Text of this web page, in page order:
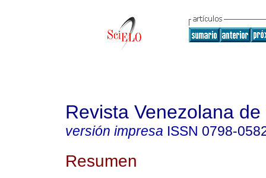
Revista Venezolana
versión impresa ISSN 0798-
Resumen